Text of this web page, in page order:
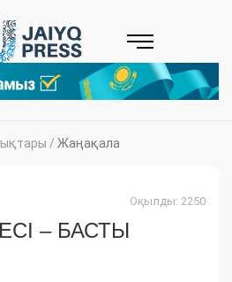
/ Жаңақала
Оқылды: 2250
– БАСТЫ